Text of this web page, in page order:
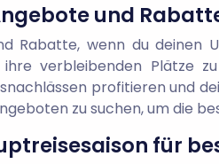
und
Rabatte, wenn du deinen
verbleibenden Plätze
profitieren und
zu suchen, um die
für